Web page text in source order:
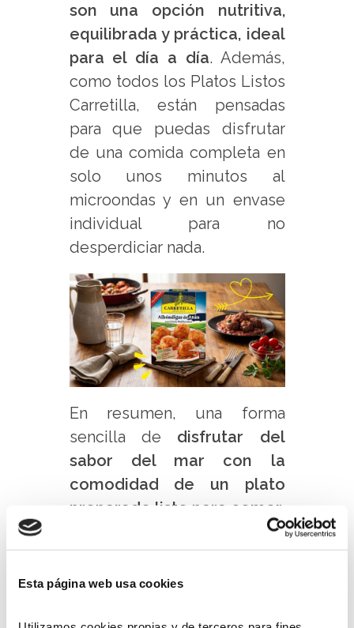
Esta página web usa cookies
son una opción nutritiva,
equilibrada y práctica, ideal
para el día a día. Además,
como todos los Platos Listos
Carretilla, están pensadas
para que puedas disfrutar
de una comida completa en
solo unos minutos al
microondas y en un envase
individual para no
desperdiciar nada.
En resumen, una forma
sencilla de disfrutar del
sabor del mar con la
comodidad de un plato
preparado listo para comer
Manitas en
Salsa: el sabor